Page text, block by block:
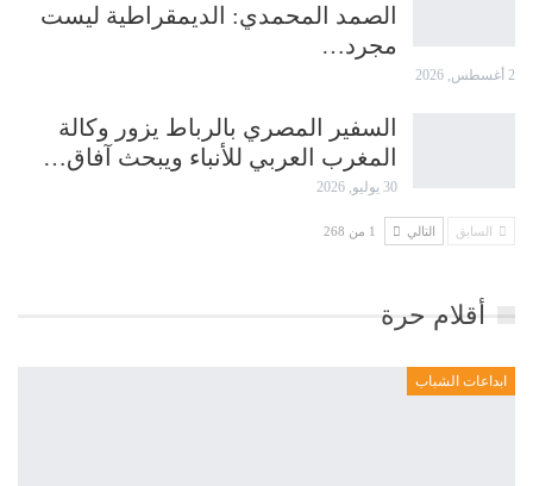
الصمد المحمدي: الديمقراطية ليست
مجرد…
2 أغسطس, 2026
السفير المصري بالرباط يزور وكالة
المغرب العربي للأنباء ويبحث آفاق…
30 يوليو, 2026
السابق التالي 1 من 268
أقلام حرة
ابداعات الشباب